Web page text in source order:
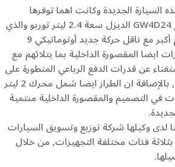
الجديدة وكانت اهما توفرها
بمحرك GWM الجديد طراز GW4D24 الديزل سعة 2.4 ليتر توربو والذي
أصبح يعطي قوة أكثر وعزم أكبر مع ناقل حركة جديد أوتوماتيكي 9
المقصورة الداخلية بما يتلائهم مع
عن قدرات الدفع الرباعي المتطورة على
باور الفيس ليفت الجديدة, بالإضافة ان الطراز ايضا شمل محرك 2 ليتر
في التصميم والمقصورة الداخلية منتمية
لدى وكيلها شركة توزيع وتسويق السيارات
في السعودية وكيل GWM بثلاثة فئات مختلفة التجهيزات, من خلال